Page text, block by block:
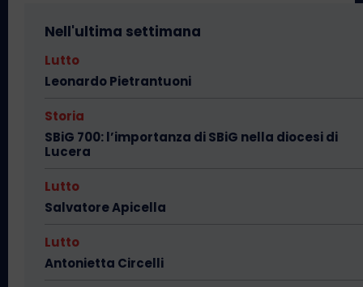
Nell'ultima settimana
Lutto
Leonardo Pietrantuoni
Storia
SBiG 700: l’importanza di SBiG nella diocesi di
Lucera
Lutto
Salvatore Apicella
Lutto
Antonietta Circelli